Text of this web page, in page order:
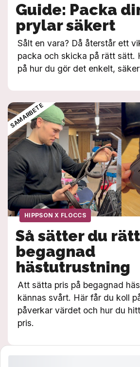
Guide: Packa
prylar säkert
Sålt en vara? Då återstår ett
packa och skicka på rätt sätt.
på hur du gör det enkelt,
HIPPSON X FLOCCS
SAMARBETE
Så sätter du
begagnad
hästutrustning
Att sätta pris på begagnad
kännas svårt. Här får du koll
påverkar värdet och hur du
pris.